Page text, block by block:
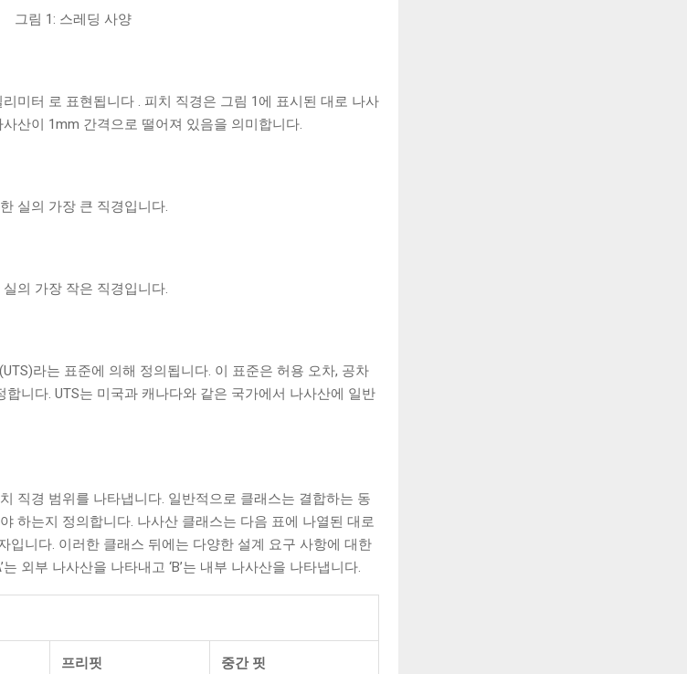
그림 1: 스레딩 사양
미터 로 표현됩니다 . 피치 직경은 그림 1에 표시된 대로 나사
산이 1mm 간격으로 떨어져 있음을 의미합니다.
실의 가장 큰 직경입니다.
의 가장 작은 직경입니다.
라는 표준에 의해 정의됩니다. 이 표준은 허용 오차, 공차
니다. UTS는 미국과 캐나다와 같은 국가에서 나사산에 일반
직경 범위를 나타냅니다. 일반적으로 클래스는 결합하는 동
하는지 정의합니다. 나사산 클래스는 다음 표에 나열된 대로
입니다. 이러한 클래스 뒤에는 다양한 설계 요구 사항에 대한
는 외부 나사산을 나타내고 ‘B’는 내부 나사산을 나타냅니다.
프리핏 중간 핏